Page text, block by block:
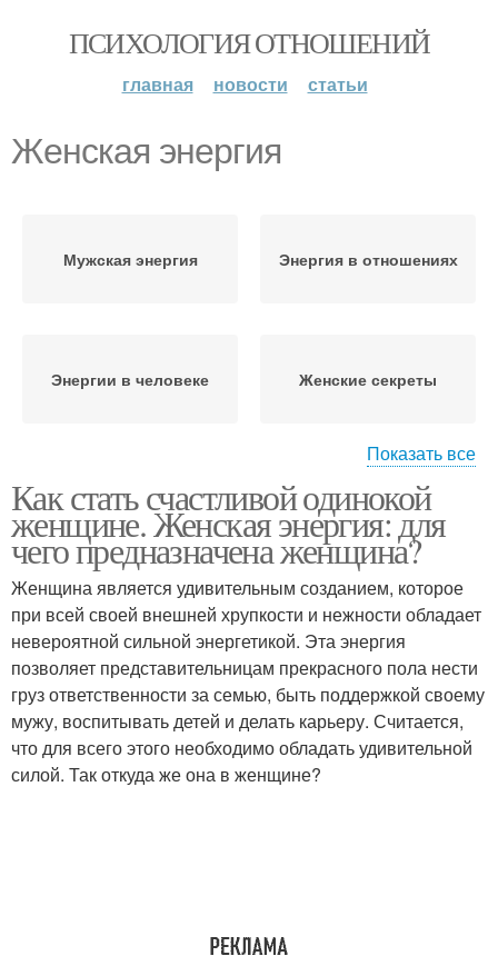
ПСИХОЛОГИЯ ОТНОШЕНИЙ
главная новости статьи
Женская энергия
Мужская энергия Энергия в отношениях
Энергии в человеке Женские секреты
Женская чакра
Музыка для женских
практик
Лунная энергия Энергия в женщинах
Энергия в теле Мужские энергии
Показать все
Как стать счастливой одинокой
женщине. Женская энергия: для
чего предназначена женщина?
Женщина является удивительным созданием, которое
при всей своей внешней хрупкости и нежности обладает
невероятной сильной энергетикой. Эта энергия
позволяет представительницам прекрасного пола нести
груз ответственности за семью, быть поддержкой своему
мужу, воспитывать детей и делать карьеру. Считается,
что для всего этого необходимо обладать удивительной
силой. Так откуда же она в женщине?